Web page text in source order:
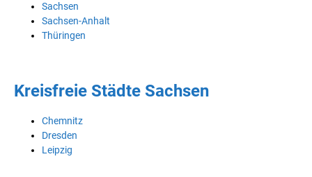
Sachsen
Sachsen-Anhalt
Thüringen
Kreisfreie Städte Sachsen
Chemnitz
Dresden
Leipzig